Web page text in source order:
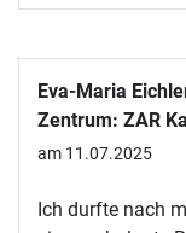
Eva-Maria
Zentrum: ZAR
am 11.07.2025
Ich durfte nach